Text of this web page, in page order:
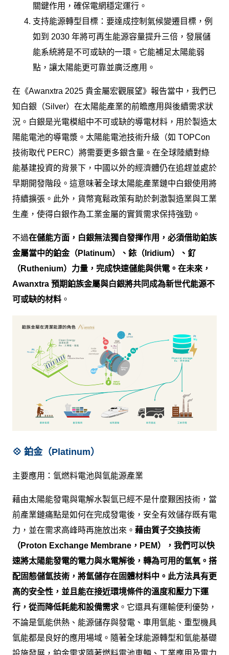
關鍵作用，確保電網穩定運行。
支持能源轉型目標：要達成控制氣候變遷目標，例
如到 2030 年將可再生能源容量提升三倍，發展儲
能系統將是不可或缺的一環。它能補足太陽能弱
點，讓太陽能更可靠並廣泛應用。
在《Awanxtra 2025 貴金屬宏觀展望》報告當中，我們已
知白銀（Silver）在太陽能產業的前瞻應用與後續需求狀
況。白銀是光電模組中不可或缺的導電材料，用於製造太
陽能電池的導電漿。太陽能電池技術升級（如 TOPCon
技術取代 PERC）將需要更多銀含量。在全球陸續對綠
能基建投資的背景下，中國以外的經濟體仍在追趕並處於
早期開發階段。這意味著全球太陽能產業鏈中白銀使用將
持續擴張。此外，貨幣寬鬆政策有助於刺激製造業與工業
生產，使得白銀作為工業金屬的實質需求保持強勁。
不過在儲能方面，白銀無法獨自發揮作用，必須借助鉑族
金屬當中的鉑金（Platinum）、銥（Iridium）、釕
（Ruthenium）力量，完成快速儲能與供電。在未來，
Awanxtra 預期鉑族金屬與白銀將共同成為新世代能源不
可或缺的材料 。
💠 鉑金（Platinum）
主要應用：氫燃料電池與氫能源產業
藉由太陽能發電與電解水製氫已經不是什麼艱困技術，當
前產業鏈痛點是如何在完成發電後，安全有效儲存既有電
力，並在需求高峰時再施放出來。 藉由質子交換技術
（Proton Exchange Membrane，PEM），我們可以快
速將太陽能發電的電力與水電解後，轉為可用的氫氧。搭
配固態儲氫技術，將氫儲存在固體材料中。此方法具有更
高的安全性，並且能在接近環境條件的溫度和壓力下運
行，從而降低耗能和設備需求 。它還具有運輸便利優勢，
不論是氫能供熱、能源儲存與發電、車用氫能、重型機具
氫能都是良好的應用場域。隨著全球能源轉型和氫能基礎
設施發展，鉑金需求隨著燃料電池車輛、工業應用及電力